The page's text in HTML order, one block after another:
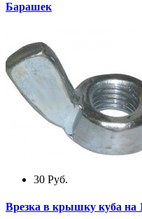
Барашек
30 Руб.
Врезка в крышку куба на